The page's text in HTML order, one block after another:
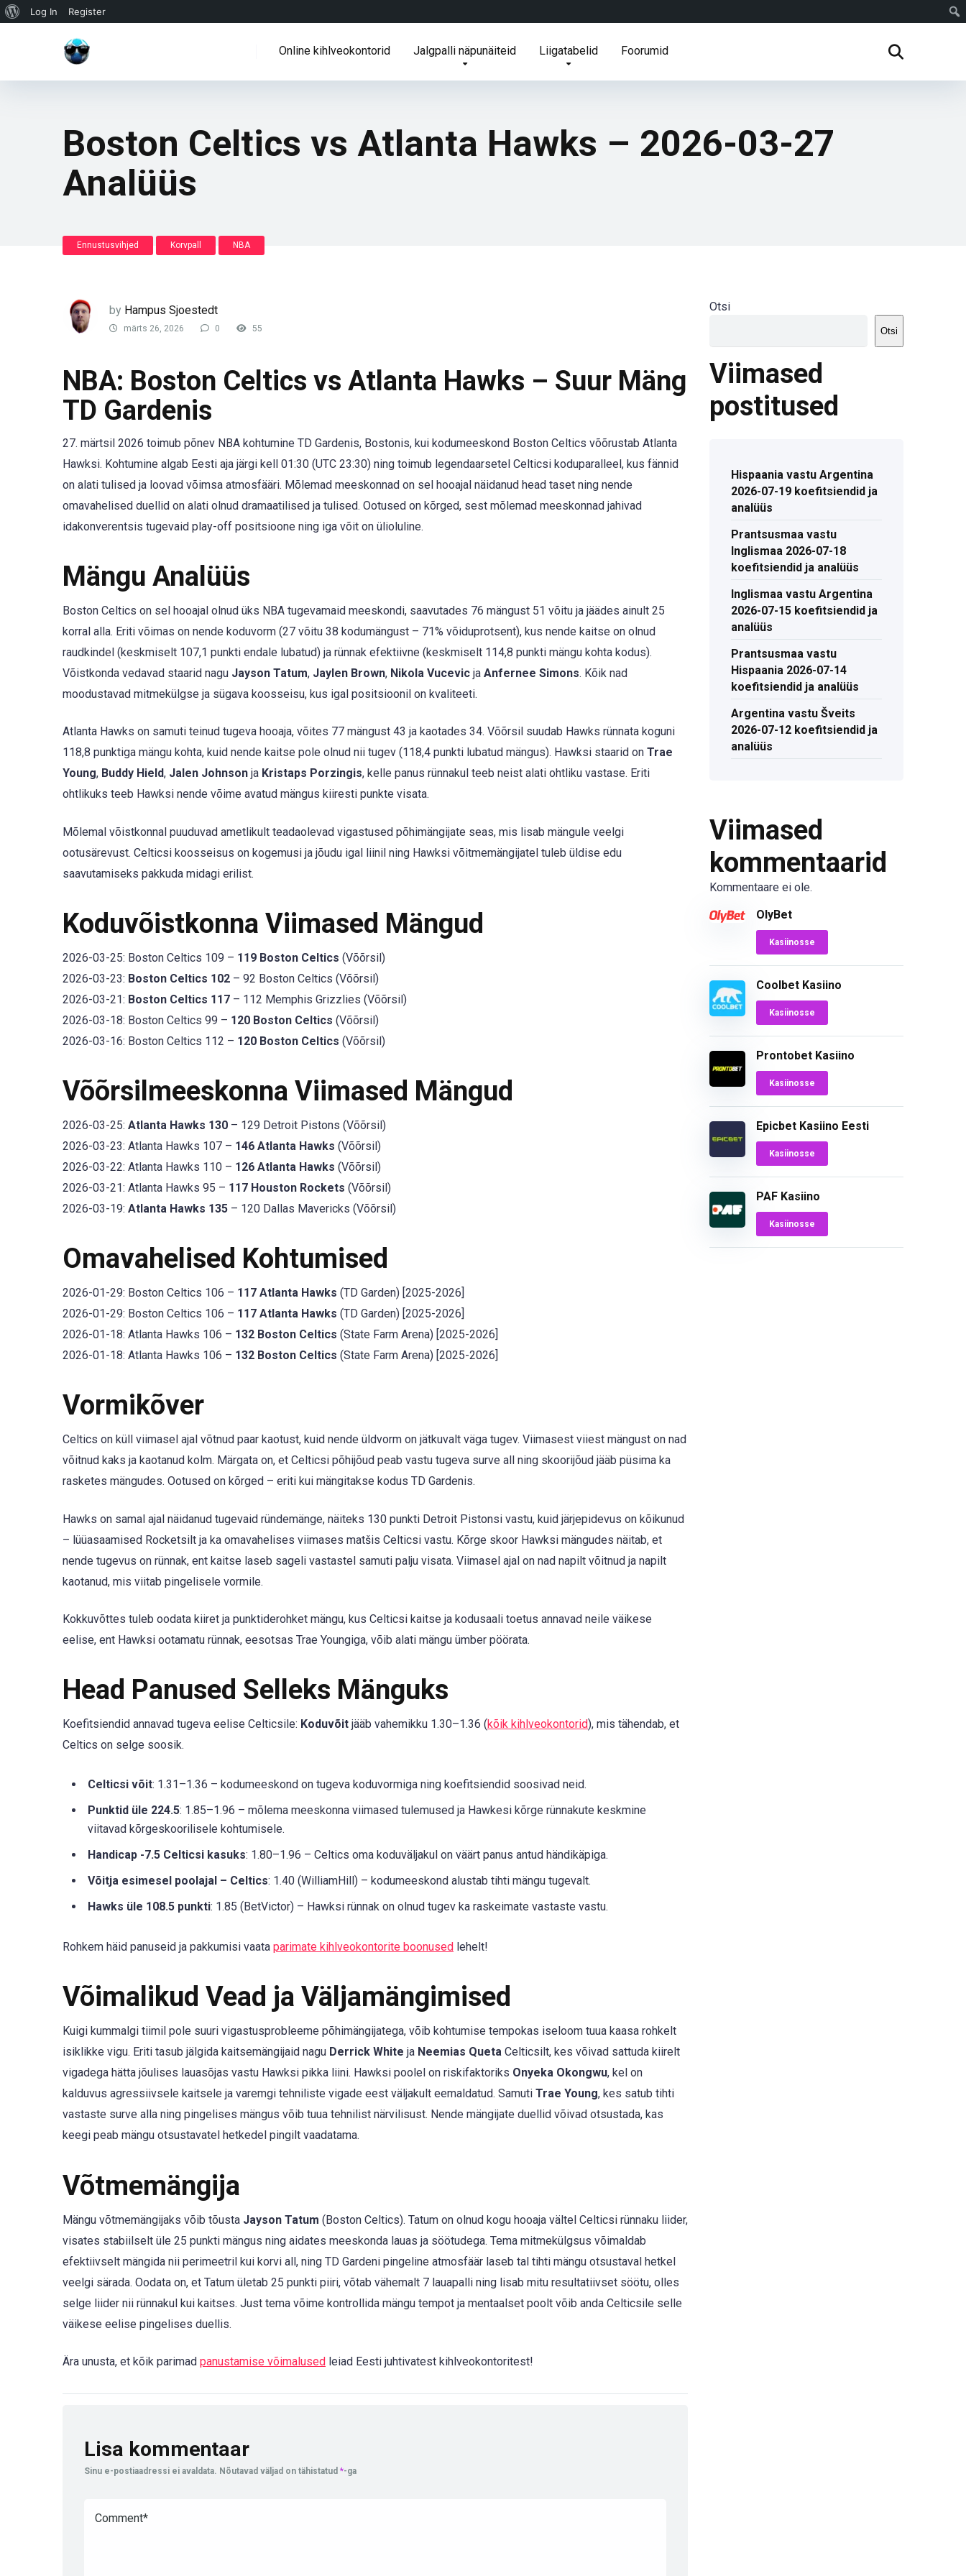
WordPressi
Log In Register
Online kihlveokontorid Jalgpalli näpunäiteid Liigatabelid Foorumid
Boston Celtics vs Atlanta Hawks – 2026-03-27
Analüüs
Ennustusvihjed Korvpall NBA
by Hampus Sjoestedt
märts 26, 2026 0 55
NBA: Boston Celtics vs Atlanta Hawks – Suur Mäng
TD Gardenis
27. märtsil 2026 toimub põnev NBA kohtumine TD Gardenis, Bostonis, kui kodumeeskond Boston Celtics võõrustab Atlanta
Hawksi. Kohtumine algab Eesti aja järgi kell 01:30 (UTC 23:30) ning toimub legendaarsetel Celticsi koduparalleel, kus fännid
on alati tulised ja loovad võimsa atmosfääri. Mõlemad meeskonnad on sel hooajal näidanud head taset ning nende
omavahelised duellid on alati olnud dramaatilised ja tulised. Ootused on kõrged, sest mõlemad meeskonnad jahivad
idakonverentsis tugevaid play-off positsioone ning iga võit on ülioluline.
Mängu Analüüs
Boston Celtics on sel hooajal olnud üks NBA tugevamaid meeskondi, saavutades 76 mängust 51 võitu ja jäädes ainult 25
korral alla. Eriti võimas on nende koduvorm (27 võitu 38 kodumängust – 71% võiduprotsent), kus nende kaitse on olnud
raudkindel (keskmiselt 107,1 punkti endale lubatud) ja rünnak efektiivne (keskmiselt 114,8 punkti mängu kohta kodus).
Võistkonda vedavad staarid nagu Jayson Tatum, Jaylen Brown, Nikola Vucevic ja Anfernee Simons. Kõik nad
moodustavad mitmekülgse ja sügava koosseisu, kus igal positsioonil on kvaliteeti.
Atlanta Hawks on samuti teinud tugeva hooaja, võites 77 mängust 43 ja kaotades 34. Võõrsil suudab Hawks rünnata koguni
118,8 punktiga mängu kohta, kuid nende kaitse pole olnud nii tugev (118,4 punkti lubatud mängus). Hawksi staarid on Trae
Young, Buddy Hield, Jalen Johnson ja Kristaps Porzingis, kelle panus rünnakul teeb neist alati ohtliku vastase. Eriti
ohtlikuks teeb Hawksi nende võime avatud mängus kiiresti punkte visata.
Mõlemal võistkonnal puuduvad ametlikult teadaolevad vigastused põhimängijate seas, mis lisab mängule veelgi
ootusärevust. Celticsi koosseisus on kogemusi ja jõudu igal liinil ning Hawksi võitmemängijatel tuleb üldise edu
saavutamiseks pakkuda midagi erilist.
Koduvõistkonna Viimased Mängud
2026-03-25: Boston Celtics 109 – 119 Boston Celtics (Võõrsil)
2026-03-23: Boston Celtics 102 – 92 Boston Celtics (Võõrsil)
2026-03-21: Boston Celtics 117 – 112 Memphis Grizzlies (Võõrsil)
2026-03-18: Boston Celtics 99 – 120 Boston Celtics (Võõrsil)
2026-03-16: Boston Celtics 112 – 120 Boston Celtics (Võõrsil)
Võõrsilmeeskonna Viimased Mängud
2026-03-25: Atlanta Hawks 130 – 129 Detroit Pistons (Võõrsil)
2026-03-23: Atlanta Hawks 107 – 146 Atlanta Hawks (Võõrsil)
2026-03-22: Atlanta Hawks 110 – 126 Atlanta Hawks (Võõrsil)
2026-03-21: Atlanta Hawks 95 – 117 Houston Rockets (Võõrsil)
2026-03-19: Atlanta Hawks 135 – 120 Dallas Mavericks (Võõrsil)
Omavahelised Kohtumised
2026-01-29: Boston Celtics 106 – 117 Atlanta Hawks (TD Garden) [2025-2026]
2026-01-29: Boston Celtics 106 – 117 Atlanta Hawks (TD Garden) [2025-2026]
2026-01-18: Atlanta Hawks 106 – 132 Boston Celtics (State Farm Arena) [2025-2026]
2026-01-18: Atlanta Hawks 106 – 132 Boston Celtics (State Farm Arena) [2025-2026]
Vormikõver
Celtics on küll viimasel ajal võtnud paar kaotust, kuid nende üldvorm on jätkuvalt väga tugev. Viimasest viiest mängust on nad
võitnud kaks ja kaotanud kolm. Märgata on, et Celticsi põhijõud peab vastu tugeva surve all ning skoorijõud jääb püsima ka
rasketes mängudes. Ootused on kõrged – eriti kui mängitakse kodus TD Gardenis.
Hawks on samal ajal näidanud tugevaid ründemänge, näiteks 130 punkti Detroit Pistonsi vastu, kuid järjepidevus on kõikunud
– lüüasaamised Rocketsilt ja ka omavahelises viimases matšis Celticsi vastu. Kõrge skoor Hawksi mängudes näitab, et
nende tugevus on rünnak, ent kaitse laseb sageli vastastel samuti palju visata. Viimasel ajal on nad napilt võitnud ja napilt
kaotanud, mis viitab pingelisele vormile.
Kokkuvõttes tuleb oodata kiiret ja punktiderohket mängu, kus Celticsi kaitse ja kodusaali toetus annavad neile väikese
eelise, ent Hawksi ootamatu rünnak, eesotsas Trae Youngiga, võib alati mängu ümber pöörata.
Head Panused Selleks Mänguks
Koefitsiendid annavad tugeva eelise Celticsile: Koduvõit jääb vahemikku 1.30–1.36 (kõik kihlveokontorid), mis tähendab, et
Celtics on selge soosik.
Celticsi võit: 1.31–1.36 – kodumeeskond on tugeva koduvormiga ning koefitsiendid soosivad neid.
Punktid üle 224.5: 1.85–1.96 – mõlema meeskonna viimased tulemused ja Hawkesi kõrge rünnakute keskmine
viitavad kõrgeskoorilisele kohtumisele.
Handicap -7.5 Celticsi kasuks: 1.80–1.96 – Celtics oma koduväljakul on väärt panus antud händikäpiga.
Võitja esimesel poolajal – Celtics: 1.40 (WilliamHill) – kodumeeskond alustab tihti mängu tugevalt.
Hawks üle 108.5 punkti: 1.85 (BetVictor) – Hawksi rünnak on olnud tugev ka raskeimate vastaste vastu.
Rohkem häid panuseid ja pakkumisi vaata parimate kihlveokontorite boonused lehelt!
Võimalikud Vead ja Väljamängimised
Kuigi kummalgi tiimil pole suuri vigastusprobleeme põhimängijatega, võib kohtumise tempokas iseloom tuua kaasa rohkelt
isiklikke vigu. Eriti tasub jälgida kaitsemängijaid nagu Derrick White ja Neemias Queta Celticsilt, kes võivad sattuda kiirelt
vigadega hätta jõulises lauasõjas vastu Hawksi pikka liini. Hawksi poolel on riskifaktoriks Onyeka Okongwu, kel on
kalduvus agressiivsele kaitsele ja varemgi tehniliste vigade eest väljakult eemaldatud. Samuti Trae Young, kes satub tihti
vastaste surve alla ning pingelises mängus võib tuua tehnilist närvilisust. Nende mängijate duellid võivad otsustada, kas
keegi peab mängu otsustavatel hetkedel pingilt vaadatama.
Võtmemängija
Mängu võtmemängijaks võib tõusta Jayson Tatum (Boston Celtics). Tatum on olnud kogu hooaja vältel Celticsi rünnaku liider,
visates stabiilselt üle 25 punkti mängus ning aidates meeskonda lauas ja söötudega. Tema mitmekülgsus võimaldab
efektiivselt mängida nii perimeetril kui korvi all, ning TD Gardeni pingeline atmosfäär laseb tal tihti mängu otsustaval hetkel
veelgi särada. Oodata on, et Tatum ületab 25 punkti piiri, võtab vähemalt 7 lauapalli ning lisab mitu resultatiivset söötu, olles
selge liider nii rünnakul kui kaitses. Just tema võime kontrollida mängu tempot ja mentaalset poolt võib anda Celticsile selle
väikese eelise pingelises duellis.
Ära unusta, et kõik parimad panustamise võimalused leiad Eesti juhtivatest kihlveokontoritest!
Lisa kommentaar
Sinu e-postiaadressi ei avaldata. Nõutavad väljad on tähistatud *-ga
Otsi
Otsi
Viimased
postitused
Hispaania vastu Argentina
2026-07-19 koefitsiendid ja
analüüs
Prantsusmaa vastu
Inglismaa 2026-07-18
koefitsiendid ja analüüs
Inglismaa vastu Argentina
2026-07-15 koefitsiendid ja
analüüs
Prantsusmaa vastu
Hispaania 2026-07-14
koefitsiendid ja analüüs
Argentina vastu Šveits
2026-07-12 koefitsiendid ja
analüüs
Viimased
kommentaarid
Kommentaare ei ole.
OlyBet
Kasiinosse
Coolbet Kasiino
Kasiinosse
Prontobet Kasiino
Kasiinosse
Epicbet Kasiino Eesti
Kasiinosse
PAF Kasiino
Kasiinosse